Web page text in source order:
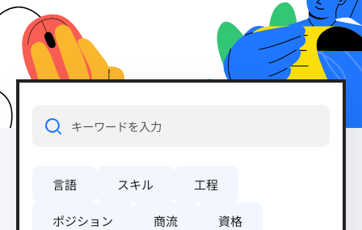
言語 スキル 工程
ポジション 商流 資格